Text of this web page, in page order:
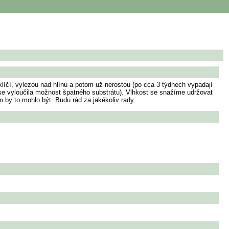
vylezou nad hlínu a potom už nerostou (po cca 3 týdnech vypadají
vyloučila možnost špatného substrátu). Vlhkost se snažíme udržovat
by to mohlo být. Budu rád za jakékoliv rady.